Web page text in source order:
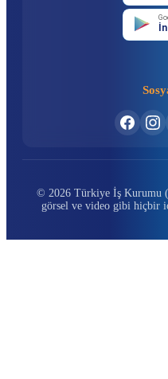
© 2026 Türkiye İş Kurumu
görsel ve video gibi hiçbir